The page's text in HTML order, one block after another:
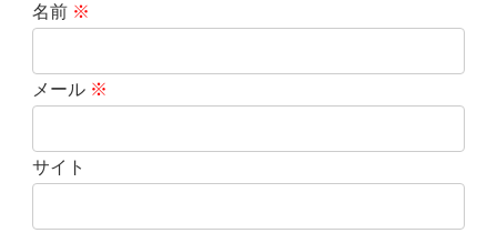
名前 ※
メール ※
サイト